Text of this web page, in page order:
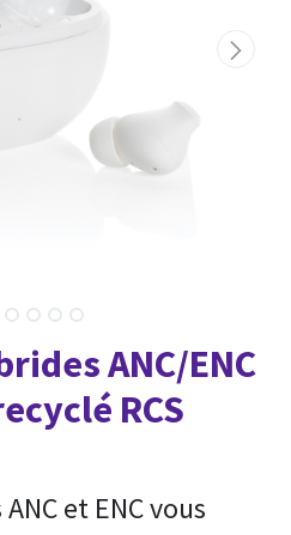
ANC/ENC
RCS
et ENC vous